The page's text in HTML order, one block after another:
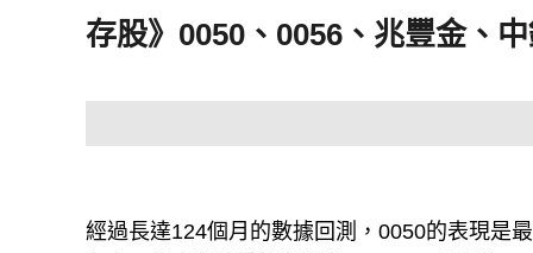
存股》0050、0056、兆豐金、
經過長達124個月的數據回測，0050的表現是